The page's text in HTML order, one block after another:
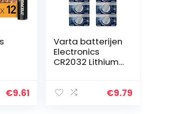
€9.61
Varta batterijen
Electronics
CR2032 Lithium
verpakking met
€9.79